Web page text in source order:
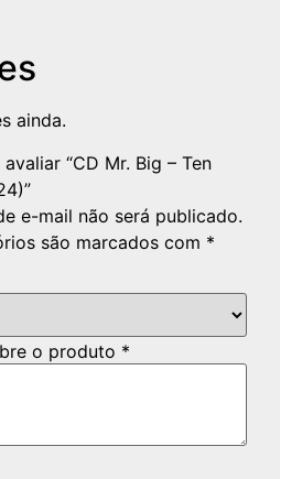
ainda.
“CD Mr. Big – Ten
e-mail não será publicado.
são marcados com *
o produto *